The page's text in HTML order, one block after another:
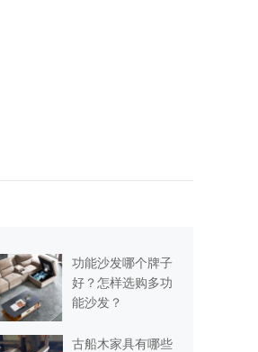
功能沙发哪个牌子
好？怎样选购多功
能沙发？
古船木家具有哪些